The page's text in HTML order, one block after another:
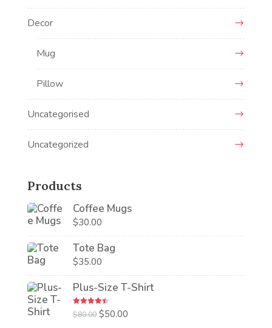
Decor
Mug
Pillow
Uncategorised
Uncategorized
Products
Coffee Mugs
$30.00
Tote Bag
$35.00
Plus-Size T-Shirt
Rated 4.50
out of 5
$80.00 Original
$50.00Current